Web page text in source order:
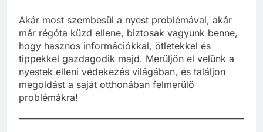
Akár most szembesül a nyest problémával, akár
már régóta küzd ellene, biztosak vagyunk benne,
hogy hasznos információkkal, ötletekkel és
tippekkel gazdagodik majd. Merüljön el velünk a
nyestek elleni védekezés világában, és találjon
megoldást a saját otthonában felmerülő
problémákra!